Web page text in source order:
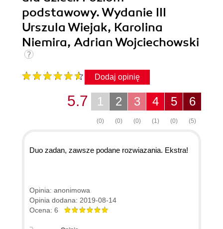
podstawowy. Wydanie III
Urszula Wiejak, Karolina
Niemira, Adrian Wojciechowski
Dodaj opinię
6
(5)
5
(0)
4
(1)
3
(0)
2
(0)
1
(0)
5.7
Duo zadan, zawsze podane rozwiazania. Ekstra!
Opinia: anonimowa
Opinia dodana: 2019-08-14
Ocena: 6